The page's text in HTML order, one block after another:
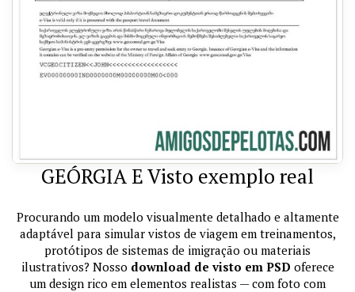
GEÓRGIA E Visto exemplo real
Procurando um modelo visualmente detalhado e altamente
adaptável para simular vistos de viagem em treinamentos,
protótipos de sistemas de imigração ou materiais
ilustrativos? Nosso download de visto em PSD oferece
um design rico em elementos realistas — com foto com